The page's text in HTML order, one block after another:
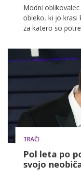
Modni
obleko, ki jo krasi
za katero so
TRAČI
Pol leta po
svojo